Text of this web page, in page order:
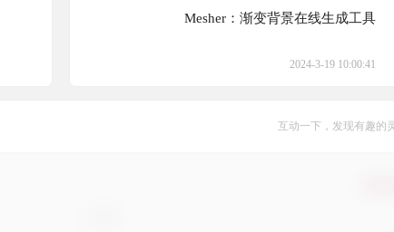
Mesher：渐变背景在线生成工具
2024-3-19 10:00:41
互动一下，发现有趣的